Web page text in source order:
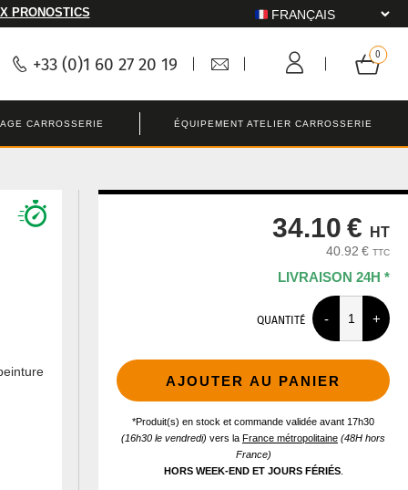
PRONOSTICS
+33 (0)1 60 27 20 19
CARROSSERIE ÉQUIPEMENT ATELIER CARROSSERIE
LIVRAISON 24H *
34.10 € HT
40.92 € TTC
QUANTITÉ
AJOUTER AU PANIER
*Produit(s) en stock et commande validée avant 17h30
(16h30 le vendredi) vers la France métropolitaine (48H hors
France)
HORS WEEK-END ET JOURS FÉRIÉS.